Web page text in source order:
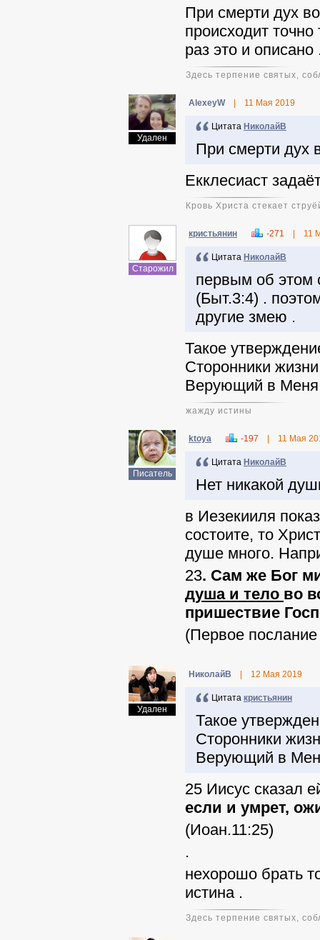
При смерти дух
происходит
раз это и описано
Здесь терпение святых,
Удален
AlexeyW 11 Мая 2019
Цитата НиколайВ
При смерти дух
Екклесиаст
Кровь Христа стекает
Старожил
кристьянин -271 11
Цитата НиколайВ
первым об этом
(Быт.3:4) .
другие змею .
Такое
Сторонники
Верующий в Меня
жажду истины
Писатель
ktoya -197 11 Мая
Цитата НиколайВ
Нет никакой
в Иезекииля
состоите, то
душе много.
23. Сам же Бог
душа и тело во
пришествие
(Первое
Удален
НиколайВ 12 Мая 2019
Цитата кристьянин
Такое
Сторонники
Верующий в
25 Иисус сказал
если и умрет,
(Иоан.11:25)
.
нехорошо брать
истина .
Здесь терпение святых,